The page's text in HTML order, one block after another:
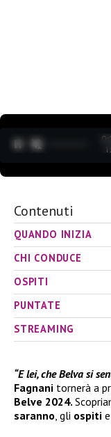
Contenuti
QUANDO INIZIA
CHI CONDUCE
OSPITI
PUNTATE
STREAMING
“E lei, che Belva si
Fagnani tornerà a
Belve 2024.
saranno, gli ospiti e